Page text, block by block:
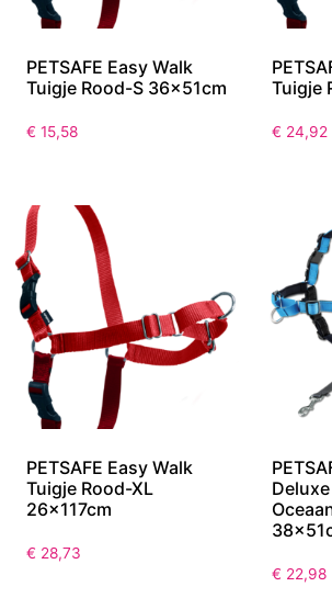
PETSAFE Easy Walk
Tuigje Rood-S 36x51cm
€ 15,58
Tuigje
€ 24,92
PETSAFE Easy Walk
Tuigje Rood-XL
26x117cm
€ 28,73
€ 22,98